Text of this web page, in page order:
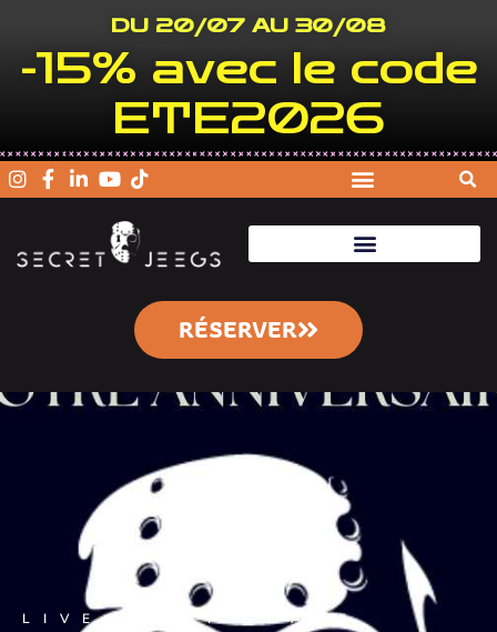
DU 20/07 AU 30/08
-15% avec le code
ETE2026
RÉSERVER
LIVE ESCAPE GAME